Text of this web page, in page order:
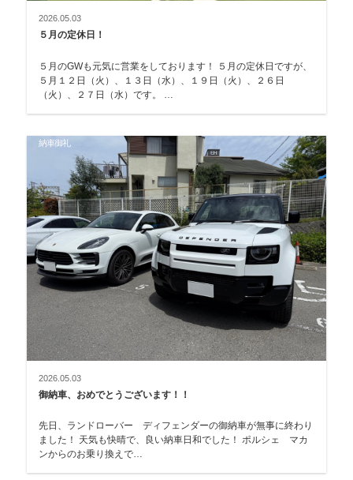
2026.05.03
５月の定休日！
５月のGWも元気に営業をしております！ ５月の定休日ですが、
５月１２日（火）、１３日（水）、１９日（火）、２６日
納車御礼
2026.05.03
御納車、おめでとうございます！！
先日、ランドローバー ディフェンダーの御納車が無事に終わり
ました！ 天気も快晴で、良い納車日和でした！ ポルシェ マカ
ンからのお乗り換えで…